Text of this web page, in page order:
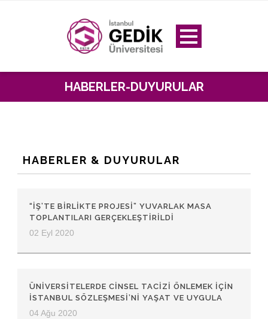
HABERLER-DUYURULAR
HABERLER & DUYURULAR
“İŞ’TE BIRLİKTE PROJESI” YUVARLAK MASA
TOPLANTILARI GERÇEKLEŞTIRILDI
02 Eyl 2020
ÜNIVERSITELERDE CINSEL TACIZI ÖNLEMEK İÇIN
İSTANBUL SÖZLEŞMESI’NI YAŞAT VE UYGULA
04 Ağu 2020